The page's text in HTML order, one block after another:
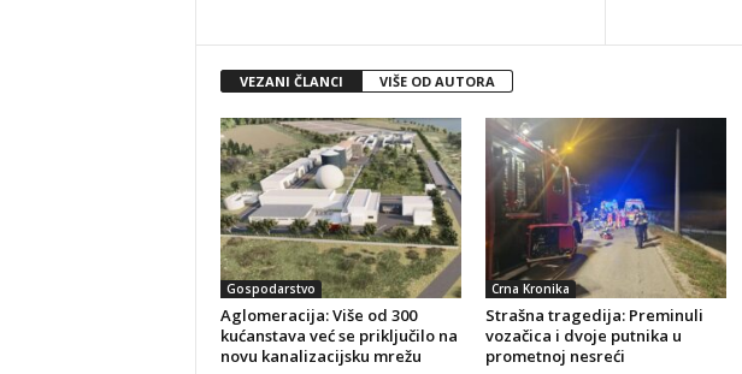
VEZANI ČLANCI VIŠE OD AUTORA
Gospodarstvo
Aglomeracija: Više od 300
kućanstava već se priključilo na
novu kanalizacijsku mrežu
Crna Kronika
Strašna tragedija: Preminuli
vozačica i dvoje putnika u
prometnoj nesreći